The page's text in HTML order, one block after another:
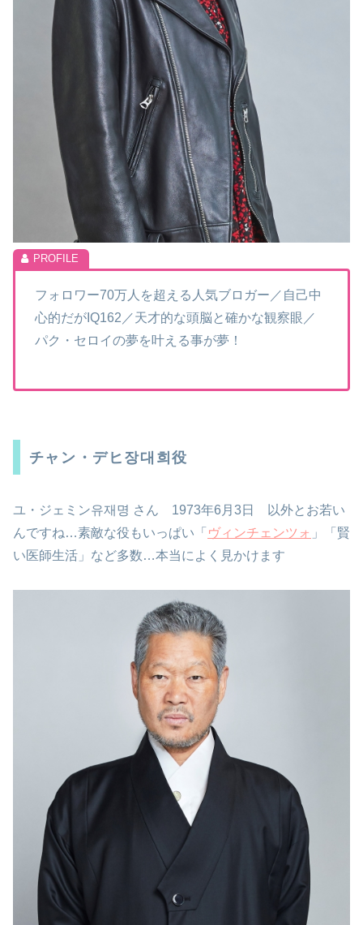
フォロワー70万人を超える人気ブロガー／自己中
心的だがIQ162／天才的な頭脳と確かな観察眼／
パク・セロイの夢を叶える事が夢！
チャン・デヒ장대희役
ユ・ジェミン유재명 さん 1973年6月3日 以外とお若い
んですね…素敵な役もいっぱい「 ヴィンチェンツォ 」「賢
い医師生活」など多数…本当によく見かけます